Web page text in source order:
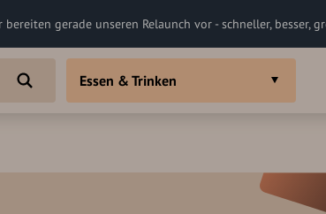
bereiten gerade unseren Relaunch vor - schneller, besser,
Essen & Trinken